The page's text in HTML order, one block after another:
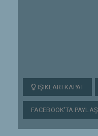
IŞIKLARI KAPAT
FACEBOOK'TA PAYLAŞ